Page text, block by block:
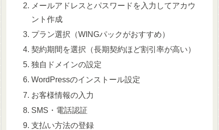
メールアドレスとパスワードを入力してアカウ
ント作成
プラン選択（WINGパックがおすすめ）
契約期間を選択（長期契約ほど割引率が高い）
独自ドメインの設定
WordPressのインストール設定
お客様情報の入力
SMS・電話認証
支払い方法の登録